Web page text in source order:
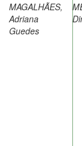
MAGALHÃES,
Adriana
Guedes